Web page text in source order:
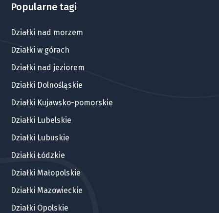
Popularne tagi
Działki nad morzem
Działki w górach
Działki nad jeziorem
Działki Dolnośląskie
Działki Kujawsko-pomorskie
Działki Lubelskie
Działki Lubuskie
Działki Łódzkie
Działki Małopolskie
Działki Mazowieckie
Działki Opolskie